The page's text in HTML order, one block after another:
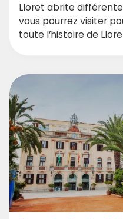
Lloret abrite
vous pourrez visiter
toute l’histoire de